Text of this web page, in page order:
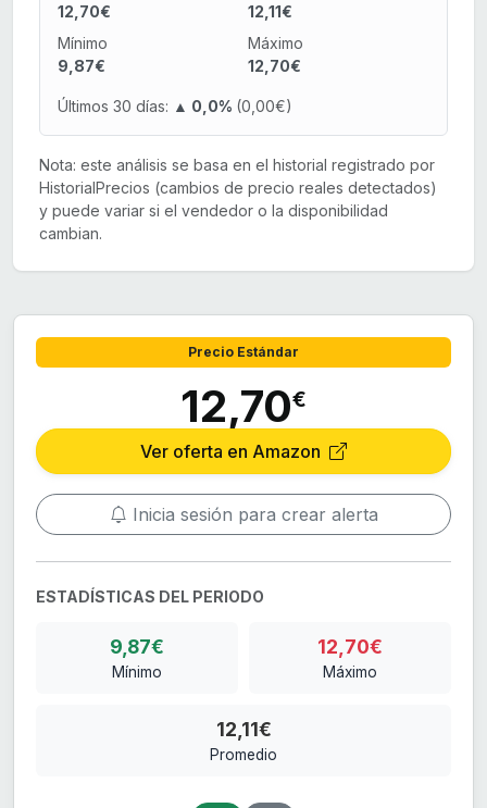
12,70€
12,11€
Mínimo
9,87€
Máximo
12,70€
Últimos 30 días: ▲ 0,0% (0,00€)
Nota: este análisis se basa en el historial registrado por
HistorialPrecios (cambios de precio reales detectados)
y puede variar si el vendedor o la disponibilidad
cambian.
Precio Estándar
12,70€
Ver oferta en Amazon
Inicia sesión para crear alerta
ESTADÍSTICAS DEL PERIODO
9,87€
Mínimo
12,70€
Máximo
12,11€
Promedio